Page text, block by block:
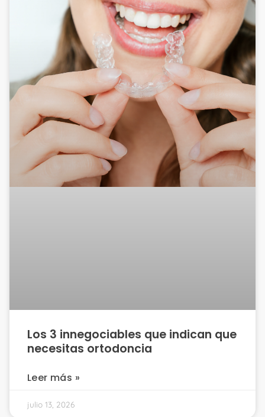
Los 3 innegociables que indican que
necesitas ortodoncia
Leer más »
julio 13, 2026